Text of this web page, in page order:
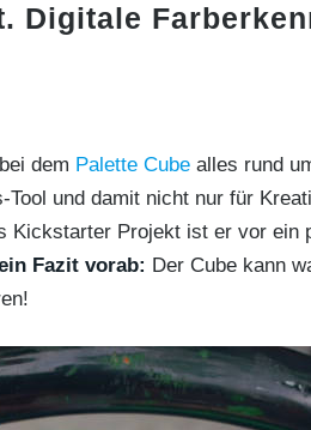
Digitale
dem Palette Cube alles rund
und damit nicht nur für
Projekt ist er vor ein
Fazit vorab: Der Cube kann